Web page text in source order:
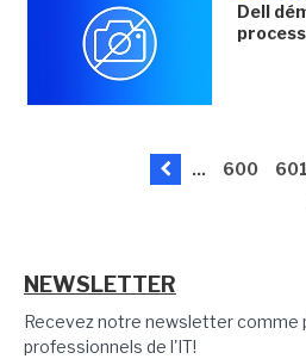
Dell
... 600 601
NEWSLETTER
Recevez notre newsletter comme
professionnels de l'IT!